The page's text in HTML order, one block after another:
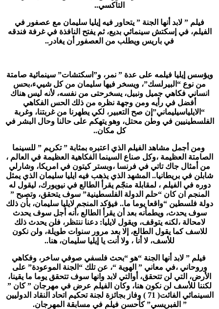
التاكسي..
فيلم ” لابد أنها الجنة ” يتحاور فيه إيليا سليمان مع عصفور في
الفيلم، في إسكتش سينمائي بديع، ثم يفتح النافذة في غرفة فندقه
في باريس ويطلب من العصفور أن يغادر..
ويؤسس إيليا فيلمه على عدة ” نمر، و”اسكتشات” سينمائية صامتة
من نوع “البيرلسك”، ويسخر فيها سليمان من كل شييء،بحس
انساني فكاهي جميل ونبيل، يسخرحتى من نفسه، لأنه ليس هناك
أفضل في رأيه ومن وجهة نظره من ذلك الحس الفكاهي
“الايلياسيليماني”إن صح التعبير، لكي يطهرنا من غربتنا، وغربة
الفلسطينيين في وطن محتل، وهو يتهكم على حالنا وحال البشر في
كل مكان..
ومن أجمل مشاهد الفيلم الذي اعتبره بمثابة ” تكريم ” للسينما
الصامتة العظيمة ،وكل صناع السينما الفكاهية العظيمة في العالم ،
من أمثال جاك تاتي في فرنسا ،وبستر كيتون في امريكا، وشارلي
شابلن في بريطانيا.. المشهد الذي يذهب فيه ايليا سليمان الذي يمثل
دوره في الفيلم ، لمقابلة منجّم يقرأ الطالع في نيويورك، ليقول له
المنجم ان كان “حلم الدولة الفلسطينية” سوف يتحقق، وتصبح ”
دولة فلسطين “واقعا يوما ما.. فيؤكد المنجم لايليا سليمان، بأن ذلك
سوف يحدث، ويطمأنه بعد أن يقرأ الطالع ،أنه أجل سوف يحدث
لامحالة ،لكنه يتوقف، ويقول لايليا: دعنا ننتظر، فلن يحدث ذلك
للاسف كما يقول الطالع، إلا بعد مرور سنوات طويلة، ولن نكون
للأسف، لا أنا ، ولا أنت يا إيليا سليمان، هنا..
فيلم ” لابد أنها الجنة “هو “بحث فلسفي صوفي ساخر، وفكاهي
وروحاني ،في معاني ” الهوية “، عن تلك “الجنة الموعودة” على
الأرض، التي لن تتحقق، أوالتي لابد وانها سوف تتحقق يوما ما يقينا،
لكننا للأسف لن نكون هنا، وكان الفيلم عرض في مهرجان ” كان ”
السينمائي الفائت( 71 ) وفاز بجائزة لجنة تحكيم اتحاد النقاد الدوليين
” الفبريسي” كأحسن فيلم في مسابقة المهرجان.